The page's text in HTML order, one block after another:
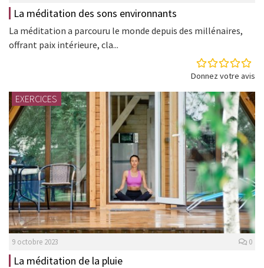
La méditation des sons environnants
La méditation a parcouru le monde depuis des millénaires,
offrant paix intérieure, cla...
Donnez votre avis
EXERCICES
9 octobre 2023 0
La méditation de la pluie